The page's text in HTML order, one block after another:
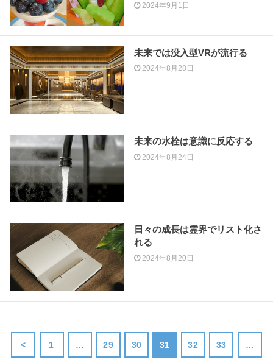
2024年9月1日
未来では没入型VRが流行る
2024年8月28日
未来の水栓は意識に反応する
2024年8月24日
日々の成長は霊界でリスト化さ
れる
2024年8月20日
< 1 … 29 30 31 32 33 …